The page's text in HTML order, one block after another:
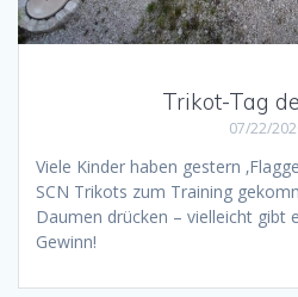
Trikot-Tag
07/22/
Viele Kinder haben gestern
SCN Trikots zum Training
Daumen drücken – vielleicht gibt
Gewinn!